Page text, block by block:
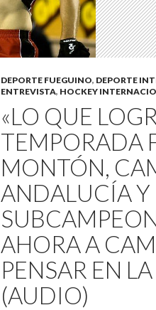
DEPORTE FUEGUINO, DEPORTE
ENTREVISTA, HOCKEY
«LO QUE
TEMPORADA
MONTÓN,
ANDALUCÍA Y
AHORA A
PENSAR EN
(AUDIO)